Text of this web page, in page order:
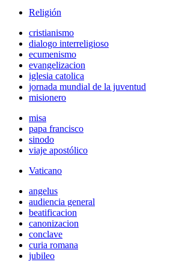
Religión
cristianismo
dialogo interreligioso
ecumenismo
evangelizacion
iglesia catolica
jornada mundial de la juventud
misionero
misa
papa francisco
sinodo
viaje apostólico
Vaticano
angelus
audiencia general
beatificacion
canonizacion
conclave
curia romana
jubileo